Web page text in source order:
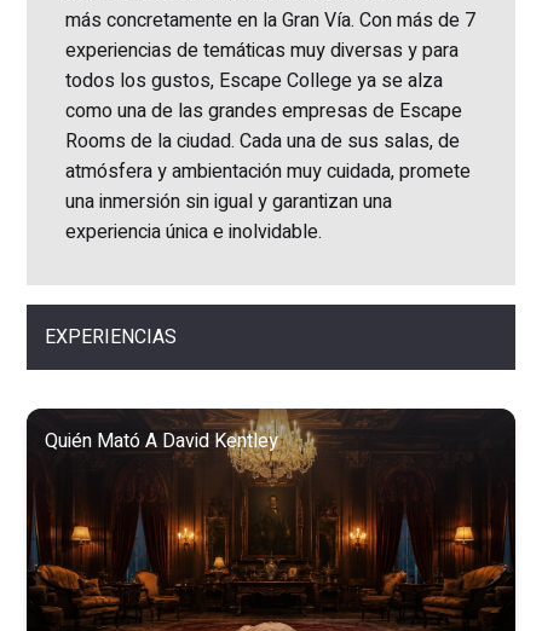
más concretamente en la Gran Vía. Con más de 7
experiencias de temáticas muy diversas y para
todos los gustos, Escape College ya se alza
como una de las grandes empresas de Escape
Rooms de la ciudad. Cada una de sus salas, de
atmósfera y ambientación muy cuidada, promete
una inmersión sin igual y garantizan una
experiencia única e inolvidable.
EXPERIENCIAS
Quién Mató A David Kentley